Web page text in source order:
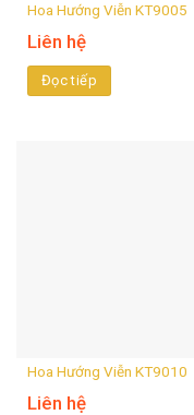
Hoa Hướng Viễn KT9005
Liên hệ
Đọc tiếp
Hoa Hướng Viễn KT9010
Liên hệ